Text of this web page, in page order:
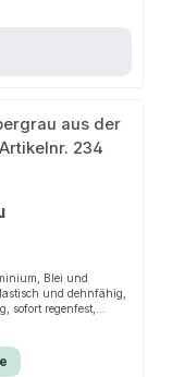
Sickerwasser
Blei und
und dehnfähig,
sofort regenfest,
verstreichbar,
kein
für normale
von Anschlüssen